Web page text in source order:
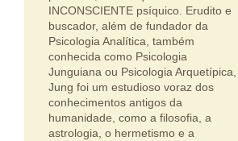
INCONSCIENTE psíquico. Erudito e
buscador, além de fundador da
Psicologia Analítica, também
conhecida como Psicologia
Junguiana ou Psicologia Arquetípica,
Jung foi um estudioso voraz dos
conhecimentos antigos da
humanidade, como a filosofia, a
astrologia, o hermetismo e a